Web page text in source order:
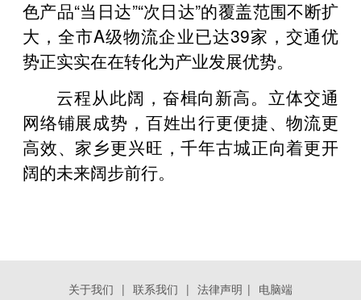
色产品“当日达”“次日达”的覆盖范围不断扩
大，全市A级物流企业已达39家，交通优
势正实实在在转化为产业发展优势。
云程从此阔，奋楫向新高。立体交通
网络铺展成势，百姓出行更便捷、物流更
高效、家乡更兴旺，千年古城正向着更开
阔的未来阔步前行。
关于我们 | 联系我们 | 法律声明 | 电脑端